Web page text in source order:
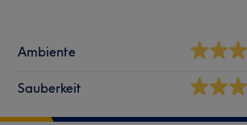
Ambiente
Sauberkeit